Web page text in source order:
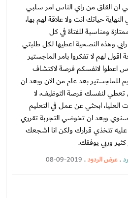
ان القلق من راي الناس امر سلبي
حياتك انت ولا علاقة لهم بها،
ومناسبة للفتاة في كل
وهذه النصحية اعطيها لكل طلبتي
اقول لهم لا تفكروا بامر الماجستير
اعطوا لانفسكم فرصة لاكتشاف
للماجستير بعد عام من الان وبعد ان
تعطي لنفسك فرصة التوظيف، لا
العليا، ابحثي عن عمل في التعليم
وبعد ان تخوضي التجربة تقرري
عليه تتخذي قرارك ولكن انا اشجعك
وربي يوفقك.
.عرض الردود.
08-09-2019